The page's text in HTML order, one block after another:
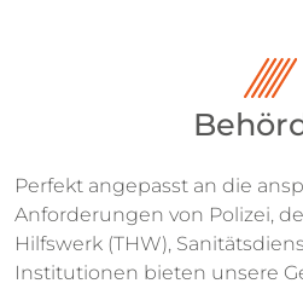
Perfekt angepasst an die
Anforderungen von Polizei,
Hilfswerk (THW),
Institutionen bieten unsere